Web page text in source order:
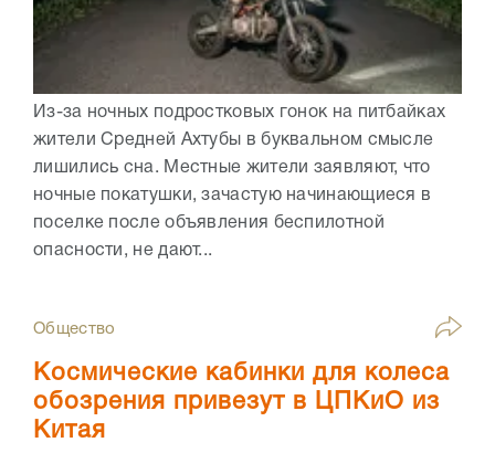
Из-за ночных подростковых гонок на питбайках
жители Средней Ахтубы в буквальном смысле
лишились сна. Местные жители заявляют, что
ночные покатушки, зачастую начинающиеся в
поселке после объявления беспилотной
опасности, не дают...
Общество
Космические кабинки для колеса
обозрения привезут в ЦПКиО из
Китая